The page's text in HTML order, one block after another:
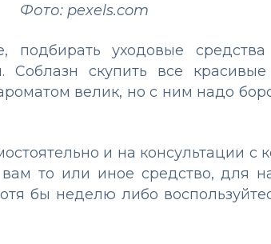
Фото: pexels.com
подбирать уходовые
Соблазн скупить все
велик, но с ним надо
и на консультации с
то или иное средство, для
бы неделю либо